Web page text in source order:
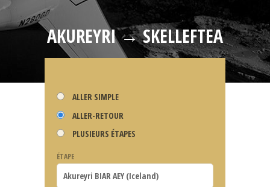
AKUREYRI → SKELLEFTEA
ALLER SIMPLE
ALLER-RETOUR
PLUSIEURS ÉTAPES
ÉTAPE